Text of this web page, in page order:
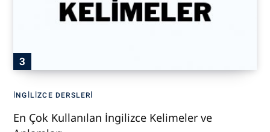
İNGILIZCE DERSLERI
En Çok Kullanılan İngilizce Kelimeler ve